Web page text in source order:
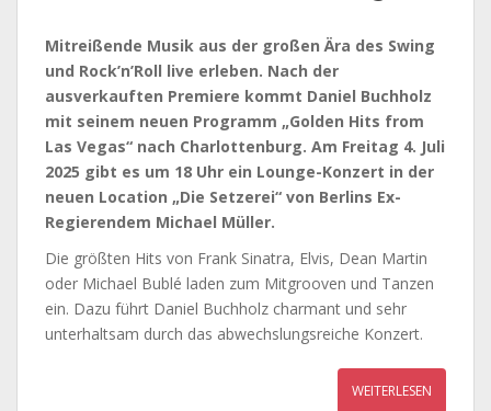
Mitreißende Musik aus der großen Ära des Swing
und Rock’n’Roll live erleben. Nach der
ausverkauften Premiere kommt Daniel Buchholz
mit seinem neuen Programm „Golden Hits from
Las Vegas“ nach Charlottenburg. Am Freitag 4. Juli
2025 gibt es um 18 Uhr ein Lounge-Konzert in der
neuen Location „Die Setzerei“ von Berlins Ex-
Regierendem Michael Müller.
Die größten Hits von Frank Sinatra, Elvis, Dean Martin
oder Michael Bublé laden zum Mitgrooven und Tanzen
ein. Dazu führt Daniel Buchholz charmant und sehr
unterhaltsam durch das abwechslungsreiche Konzert.
WEITERLESEN